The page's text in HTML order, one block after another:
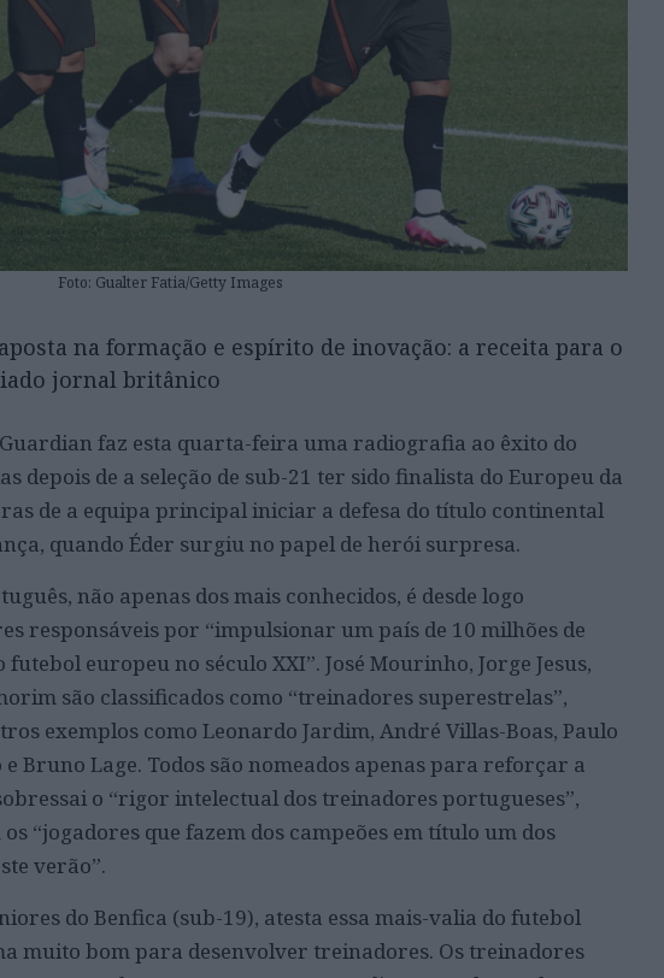
Foto: Gualter Fatia/Getty Images
na formação e espírito de inovação: a receita para o
jornal britânico
faz esta quarta-feira uma radiografia ao êxito do
depois de a seleção de sub-21 ter sido finalista do Europeu da
de a equipa principal iniciar a defesa do título continental
quando Éder surgiu no papel de herói surpresa.
não apenas dos mais conhecidos, é desde logo
responsáveis por “impulsionar um país de 10 milhões de
europeu no século XXI”. José Mourinho, Jorge Jesus,
são classificados como “treinadores superestrelas”,
exemplos como Leonardo Jardim, André Villas-Boas, Paulo
Bruno Lage. Todos são nomeados apenas para reforçar a
o “rigor intelectual dos treinadores portugueses”,
“jogadores que fazem dos campeões em título um dos
verão”.
do Benfica (sub-19), atesta essa mais-valia do futebol
muito bom para desenvolver treinadores. Os treinadores